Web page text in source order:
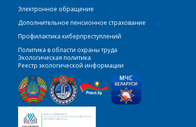
Электронное обращение
Дополнительное пенсионное страхование
Профилактика киберпреступлений
Политика в области охраны труда
Экологическая политика
Реестр экологической информации